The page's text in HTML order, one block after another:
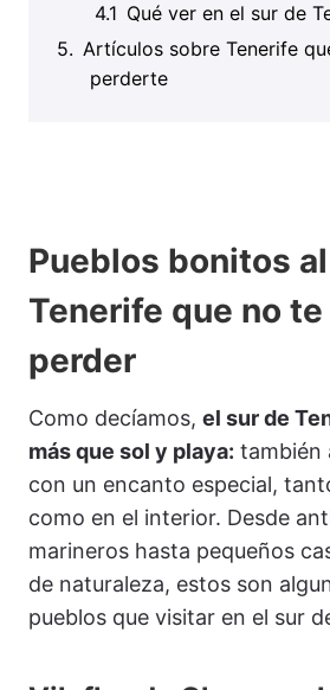
Qué ver en el sur de
Artículos sobre Tenerife
perderte
Pueblos bonitos
Tenerife que no
perder
Como decíamos, el sur de
más que sol y playa: también
con un encanto especial,
como en el interior. Desde
marineros hasta pequeños
de naturaleza, estos son
pueblos que visitar en el sur